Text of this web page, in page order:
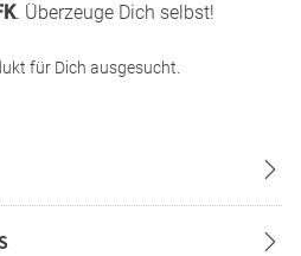
. Überzeuge Dich selbst!
für Dich ausgesucht.